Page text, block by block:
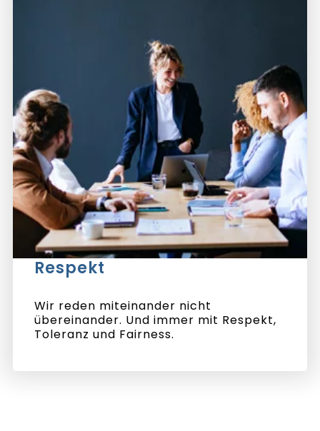
Respekt
Wir reden miteinander nicht
übereinander. Und immer mit Respekt,
Toleranz und Fairness.